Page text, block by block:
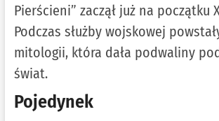
Pierścieni” zaczął już na początku
Podczas służby wojskowej
mitologii, która dała podwaliny
świat.
Pojedynek